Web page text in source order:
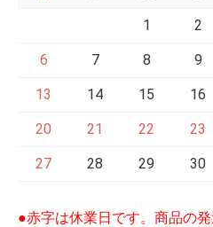
1 2
6 7 8 9
13 14 15 16
20 21 22 23
27 28 29 30
●赤字は休業日です。商品の発